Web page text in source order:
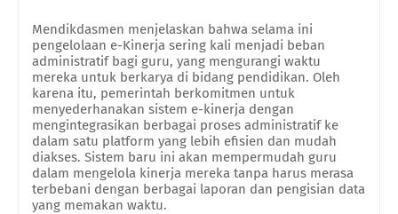
Mendikdasmen menjelaskan bahwa selama ini
pengelolaan e-Kinerja sering kali menjadi beban
administratif bagi guru, yang mengurangi waktu
mereka untuk berkarya di bidang pendidikan. Oleh
karena itu, pemerintah berkomitmen untuk
menyederhanakan sistem e-kinerja dengan
mengintegrasikan berbagai proses administratif ke
dalam satu platform yang lebih efisien dan mudah
diakses. Sistem baru ini akan mempermudah guru
dalam mengelola kinerja mereka tanpa harus merasa
terbebani dengan berbagai laporan dan pengisian data
yang memakan waktu.